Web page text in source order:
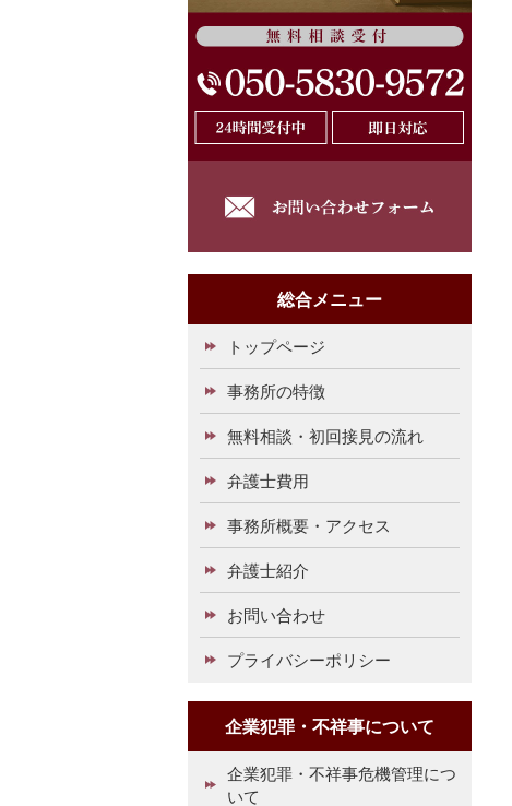
総合メニュー
トップページ
事務所の特徴
無料相談・初回接見の流れ
弁護士費用
事務所概要・アクセス
弁護士紹介
お問い合わせ
プライバシーポリシー
企業犯罪・不祥事について
企業犯罪・不祥事危機管理につ
いて